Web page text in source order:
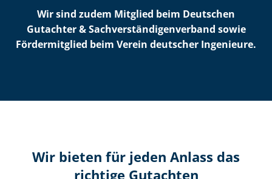
Wir sind zudem Mitglied beim Deutschen
Gutachter & Sach­ver­stän­di­gen­ver­band sowie
Fördermitglied beim Verein deutscher Ingenieure.
Wir bieten für jeden Anlass das
richtige Gutachten